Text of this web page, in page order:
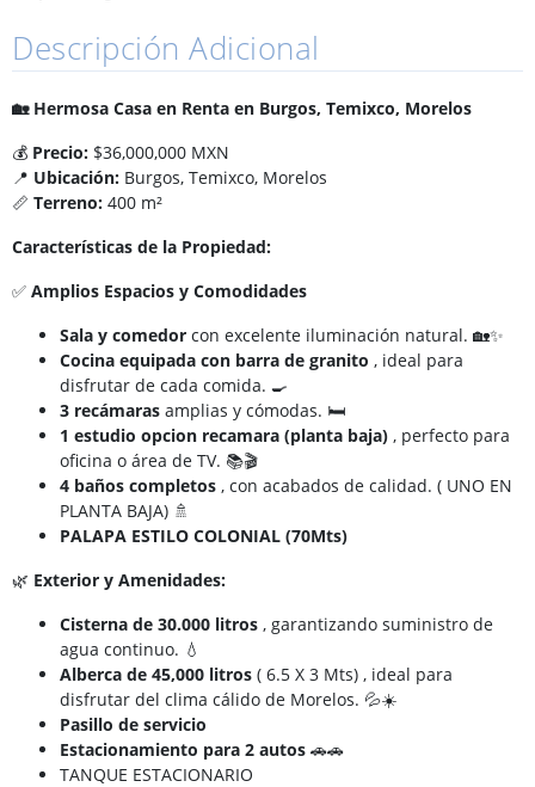
Descripción Adicional
🏡 Hermosa Casa en Renta en Burgos, Temixco, Morelos
💰 Precio: $36,000,000 MXN
📍 Ubicación: Burgos, Temixco, Morelos
📏 Terreno: 400 m²
Características de la Propiedad:
✅ Amplios Espacios y Comodidades
Sala y comedor con excelente iluminación natural. 🏡✨
Cocina equipada con barra de granito , ideal para
disfrutar de cada comida. 🍳
3 recámaras amplias y cómodas. 🛏️
1 estudio opcion recamara (planta baja) , perfecto para
oficina o área de TV. 📚🎬
4 baños completos , con acabados de calidad. ( UNO EN
PLANTA BAJA) 🚿
PALAPA ESTILO COLONIAL (70Mts)
🌿 Exterior y Amenidades:
Cisterna de 30.000 litros , garantizando suministro de
agua continuo. 💧
Alberca de 45,000 litros ( 6.5 X 3 Mts) , ideal para
disfrutar del clima cálido de Morelos. 💦☀️
Pasillo de servicio
Estacionamiento para 2 autos 🚗🚗
TANQUE ESTACIONARIO